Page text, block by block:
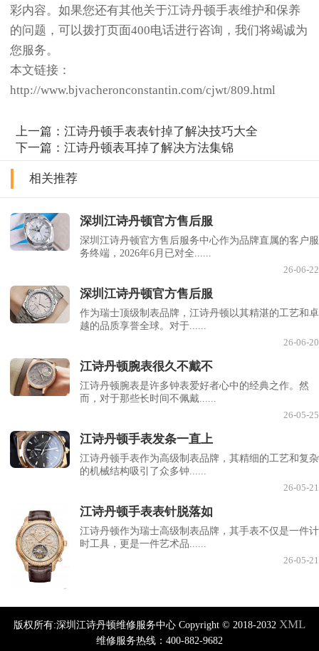
彩内容。如果您还有其他关于江诗丹顿手表维护和保养
的问题，可以拨打页面400电话进行咨询，我们将竭诚为
您服务。
本文链接：
http://www.bjvacheronconstantin.com/cjwt/809.html
上一篇：江诗丹顿手表表针掉了解决技巧大全
下一篇：江诗丹顿表耳掉了解决方法集锦
相关推荐
深圳江诗丹顿官方售后服
深圳江诗丹顿官方售后服务中心作为品牌直属的客户服
务终端，2026年6月已对全......
26-06-22
深圳江诗丹顿官方售后服
作为瑞士顶级制表品牌，江诗丹顿以其精湛的工艺和卓
越的品质享誉全球。对于......
26-06-20
江诗丹顿腕表很久不戴不
江诗丹顿腕表是许多钟表爱好者心中的经典之作。然
而，对于那些长时间不佩戴......
26-05-25
江诗丹顿手表发条一直上
江诗丹顿手表作为高级制表品牌，其精细的工艺和复杂
的机械结构吸引了众多钟......
26-05-21
江诗丹顿手表表针脱落如
江诗丹顿作为瑞士高级制表品牌，其手表不仅是一件计
时工具，更是一件艺术品......
26-05-21
版权所有:深圳江诗丹顿维修服务中心 Copyright © 2018-2032 XML
维修服务热线：400-882-9682